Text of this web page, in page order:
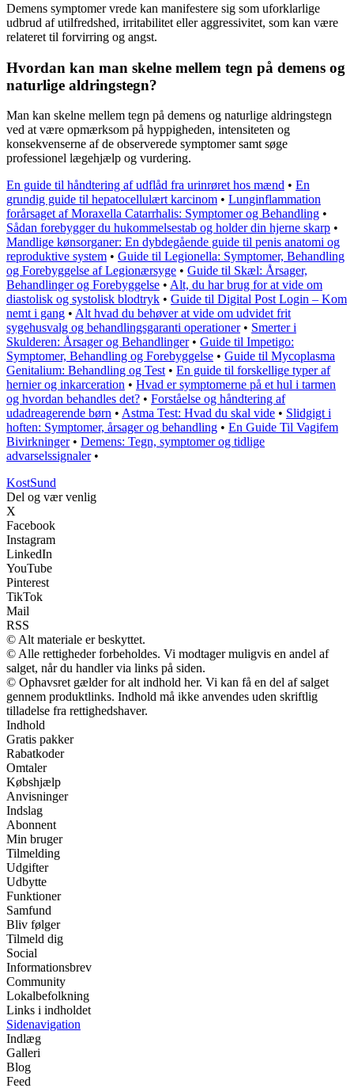
Demens symptomer vrede kan manifestere sig som uforklarlige
udbrud af utilfredshed, irritabilitet eller aggressivitet, som kan være
relateret til forvirring og angst.
Hvordan kan man skelne mellem tegn på demens og
naturlige aldringstegn?
Man kan skelne mellem tegn på demens og naturlige aldringstegn
ved at være opmærksom på hyppigheden, intensiteten og
konsekvenserne af de observerede symptomer samt søge
professionel lægehjælp og vurdering.
En guide til håndtering af udflåd fra urinrøret hos mænd • En
grundig guide til hepatocellulært karcinom • Lunginflammation
forårsaget af Moraxella Catarrhalis: Symptomer og Behandling •
Sådan forebygger du hukommelsestab og holder din hjerne skarp •
Mandlige kønsorganer: En dybdegående guide til penis anatomi og
reproduktive system • Guide til Legionella: Symptomer, Behandling
og Forebyggelse af Legionærsyge • Guide til Skæl: Årsager,
Behandlinger og Forebyggelse • Alt, du har brug for at vide om
diastolisk og systolisk blodtryk • Guide til Digital Post Login – Kom
nemt i gang • Alt hvad du behøver at vide om udvidet frit
sygehusvalg og behandlingsgaranti operationer• Smerter i
Skulderen: Årsager og Behandlinger• Guide til Impetigo:
Symptomer, Behandling og Forebyggelse • Guide til Mycoplasma
Genitalium: Behandling og Test • En guide til forskellige typer af
hernier og inkarceration • Hvad er symptomerne på et hul i tarmen
og hvordan behandles det? • Forståelse og håndtering af
udadreagerende børn • Astma Test: Hvad du skal vide • Slidgigt i
hoften: Symptomer, årsager og behandling • En Guide Til Vagifem
Bivirkninger• Demens: Tegn, symptomer og tidlige
advarselssignaler•
KostSund
Del og vær venlig
X
Facebook
Instagram
LinkedIn
YouTube
Pinterest
TikTok
Mail
RSS
© Alt materiale er beskyttet.
© Alle rettigheder forbeholdes. Vi modtager muligvis en andel af
salget, når du handler via links på siden.
© Ophavsret gælder for alt indhold her. Vi kan få en del af salget
gennem produktlinks. Indhold må ikke anvendes uden skriftlig
tilladelse fra rettighedshaver.
Indhold
Gratis pakker
Rabatkoder
Omtaler
Købshjælp
Anvisninger
Indslag
Abonnent
Min bruger
Tilmelding
Udgifter
Udbytte
Funktioner
Samfund
Bliv følger
Tilmeld dig
Social
Informationsbrev
Community
Lokalbefolkning
Links i indholdet
Sidenavigation
Indlæg
Galleri
Blog
Feed